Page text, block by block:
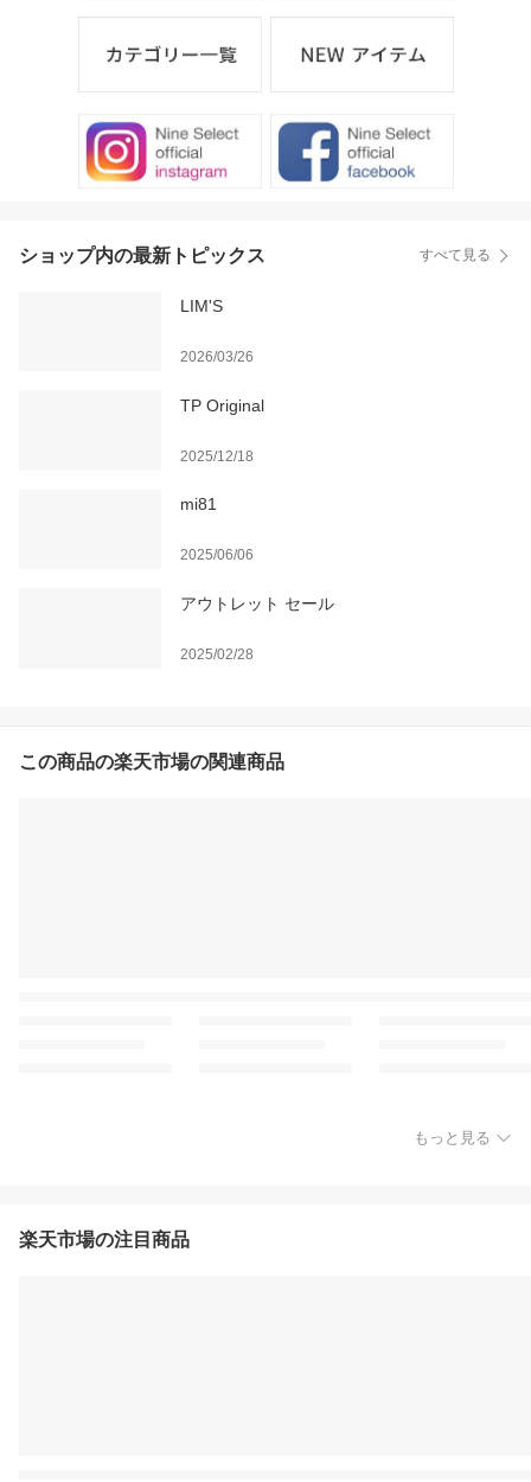
ショップ内の最新トピックス すべて見る
LIM'S
2026/03/26
TP Original
2025/12/18
mi81
2025/06/06
アウトレット セール
2025/02/28
この商品の楽天市場の関連商品
もっと見る
楽天市場の注目商品